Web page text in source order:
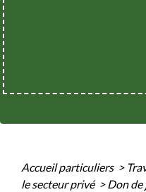
Accueil particuliers >
le secteur privé > Don de